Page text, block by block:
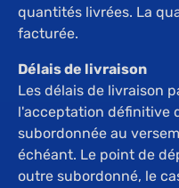
quantités livrées. La
facturée.
Délais de livraison
Les délais de livraison
l'acceptation définitive
subordonnée au
échéant. Le point de
outre subordonné, le